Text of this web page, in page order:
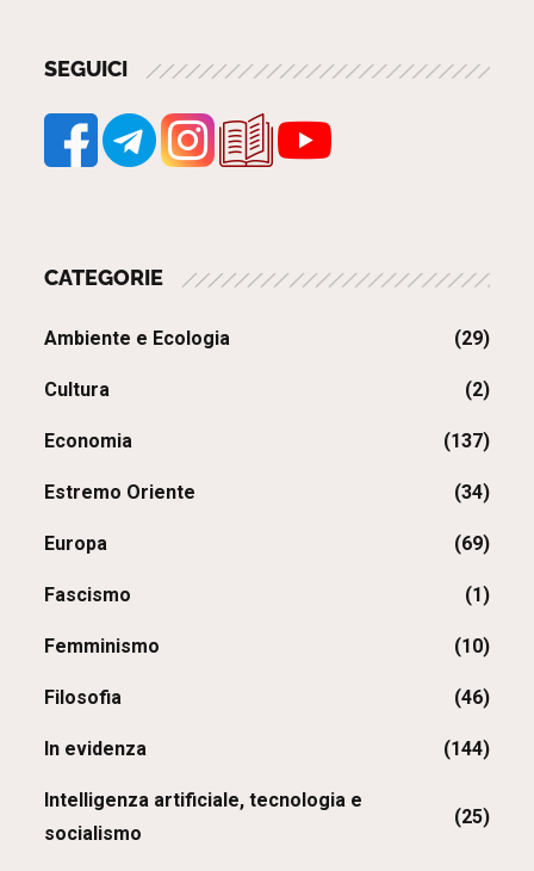
SEGUICI
CATEGORIE
Ambiente e Ecologia (29)
Cultura (2)
Economia (137)
Estremo Oriente (34)
Europa (69)
Fascismo (1)
Femminismo (10)
Filosofia (46)
In evidenza (144)
Intelligenza artificiale, tecnologia e
socialismo
(25)